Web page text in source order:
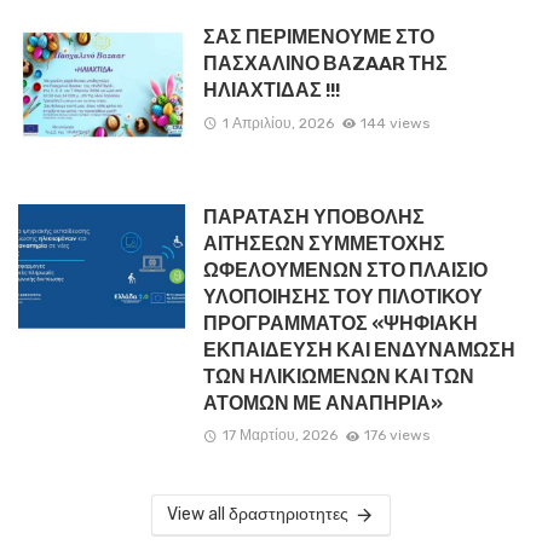
ΣΑΣ ΠΕΡΙΜΕΝΟΥΜΕ ΣΤΟ
ΠΑΣΧΑΛΙΝΟ ΒΑZAAR ΤΗΣ
ΗΛΙΑΧΤΙΔΑΣ !!!
1 Απριλίου, 2026 144 views
ΠΑΡΑΤΑΣΗ ΥΠΟΒΟΛΗΣ
ΑΙΤΗΣΕΩΝ ΣΥΜΜΕΤΟΧΗΣ
ΩΦΕΛΟΥΜΕΝΩΝ ΣΤΟ ΠΛΑΙΣΙΟ
ΥΛΟΠΟΙΗΣΗΣ ΤΟΥ ΠΙΛΟΤΙΚΟΥ
ΠΡΟΓΡΑΜΜΑΤΟΣ «ΨΗΦΙΑΚΗ
ΕΚΠΑΙΔΕΥΣΗ ΚΑΙ ΕΝΔΥΝΑΜΩΣΗ
ΤΩΝ ΗΛΙΚΙΩΜΕΝΩΝ ΚΑΙ ΤΩΝ
ΑΤΟΜΩΝ ΜΕ ΑΝΑΠΗΡΙΑ»
17 Μαρτίου, 2026 176 views
View all δραστηριοτητες